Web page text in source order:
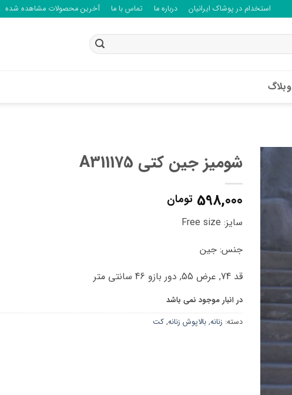
استخدام در پوشاک ایرانیان درباره ما تماس با ما آخرین محصولات مشاهده شده
وبلاگ
شومیز جین کتی A311175
598,000 تومان
سایز: Free size
جنس: جین
قد 74, عرض 55, دور بازو 46 سانتی متر
در انبار موجود نمی باشد
دسته: زنانه, بالاپوش زنانه, کت